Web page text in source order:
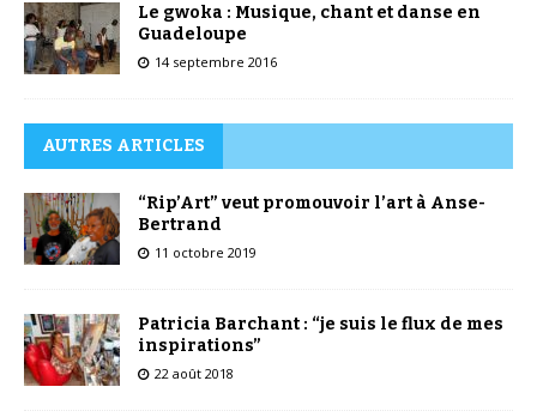
Le gwoka : Musique, chant et danse en
Guadeloupe
14 septembre 2016
AUTRES ARTICLES
“Rip’Art” veut promouvoir l’art à Anse-
Bertrand
11 octobre 2019
Patricia Barchant : “je suis le flux de mes
inspirations”
22 août 2018